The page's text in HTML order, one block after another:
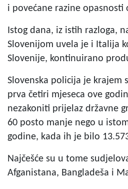
i povećane razine opasnosti
Istog dana, iz istih razloga,
Slovenijom uvela je i Italija
Slovenije, kontinuirano
Slovenska policija je krajem
prva četiri mjeseca ove
nezakoniti prijelaz državne
60 posto manje nego u
godine, kada ih je bilo
Najčešće su u tome
Afganistana, Bangladeša i